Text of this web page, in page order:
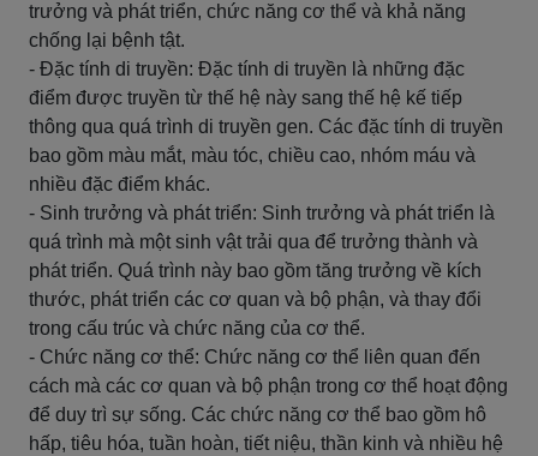
trưởng và phát triển, chức năng cơ thể và khả năng
chống lại bệnh tật.
- Đặc tính di truyền: Đặc tính di truyền là những đặc
điểm được truyền từ thế hệ này sang thế hệ kế tiếp
thông qua quá trình di truyền gen. Các đặc tính di truyền
bao gồm màu mắt, màu tóc, chiều cao, nhóm máu và
nhiều đặc điểm khác.
- Sinh trưởng và phát triển: Sinh trưởng và phát triển là
quá trình mà một sinh vật trải qua để trưởng thành và
phát triển. Quá trình này bao gồm tăng trưởng về kích
thước, phát triển các cơ quan và bộ phận, và thay đổi
trong cấu trúc và chức năng của cơ thể.
- Chức năng cơ thể: Chức năng cơ thể liên quan đến
cách mà các cơ quan và bộ phận trong cơ thể hoạt động
để duy trì sự sống. Các chức năng cơ thể bao gồm hô
hấp, tiêu hóa, tuần hoàn, tiết niệu, thần kinh và nhiều hệ